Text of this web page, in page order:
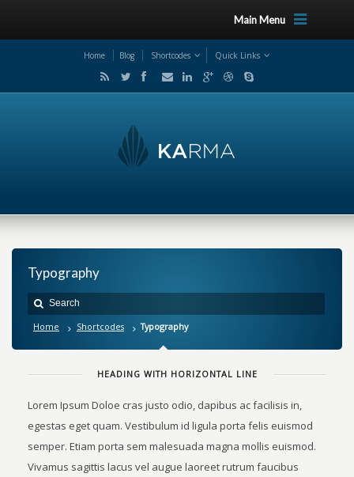
Main Menu
Home Blog Shortcodes Quick Links
Typography
Home Shortcodes Typography
HEADING WITH HORIZONTAL LINE
Lorem Ipsum Doloe cras justo odio, dapibus ac facilisis in,
egestas eget quam. Vestibulum id ligula porta felis euismod
semper. Etiam porta sem malesuada magna mollis euismod.
Vivamus sagittis lacus vel augue laoreet rutrum faucibus